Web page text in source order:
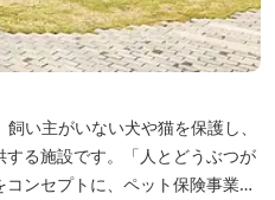
い主がいない犬や猫を保護し、
る施設です。「人とどうぶつが
ンセプトに、ペット保険事業を